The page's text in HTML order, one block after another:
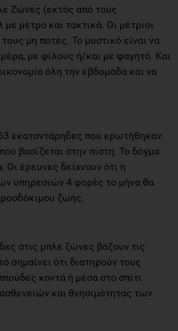
Ζώνες (εκτός από τους
μέτρο και τακτικά. Οι μέτριοι
μη πότες. Το μυστικό είναι να
με φίλους ή/και με φαγητό. Και
όλη την εβδομάδα και να
εκατοντάρηδες που ερωτήθηκαν
βασίζεται στην πίστη. Το δόγμα
Οι έρευνες δείχνουν ότι η
υπηρεσιών 4 φορές το μήνα θα
ζωής.
στις μπλε ζώνες βάζουν τις
σημαίνει ότι διατηρούν τους
κοντά ή μέσα στο σπίτι
και θνησιμότητας των